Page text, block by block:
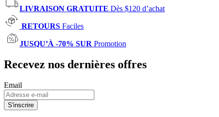
LIVRAISON GRATUITE Dès $120 d’achat
RETOURS Faciles
JUSQU’À -70% SUR Promotion
Recevez nos dernières offres
Email
S'inscrire